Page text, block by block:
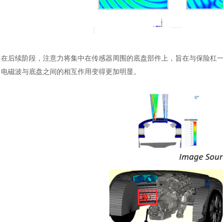
在后续阶段，注意力将集中在传感器周围的底盘部件上，旨在与保险
电磁波与底盘之间的相互作用变得更加明显。